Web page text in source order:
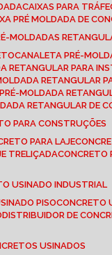
CAIXAS PARA
PRÉ MOLDADA DE
MOLDADAS
CANALETA PRÉ-
RETANGULAR PARA
RETANGULAR
PRÉ-MOLDADA
RETANGULAR DE
PARA CONSTRUÇÕES
PARA LAJE
TRELIÇADA
USINADO INDUSTRIAL
PISO
DISTRIBUIDOR DE
USINADOS